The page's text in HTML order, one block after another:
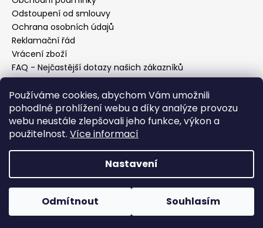
Používáme cookies, abychom Vám umožnili
pohodlné prohlížení webu a díky analýze provozu
webu neustále zlepšovali jeho funkce, výkon a
použitelnost. Více informací
Nastavení
Odmítnout Souhlasím
Odstoupení od smlouvy
Ochrana osobních údajů
Reklamační řád
Vrácení zboží
FAQ - Nejčastější dotazy našich zákazníků
Mapa braiderek
Kurz zapletání vlasů
Blog
O nás
Kontakt
Copyright 2026Vysněné copánky. Všechna práva